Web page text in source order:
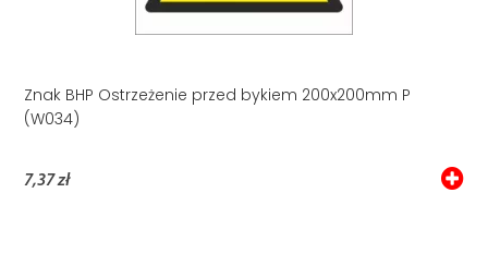
Znak BHP Ostrzeżenie przed bykiem 200x200mm P
(W034)
7,37 zł